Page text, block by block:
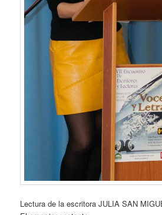
Lectura de la escritora JULIA SAN